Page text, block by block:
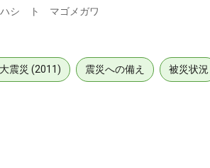
ハシ ト マゴメガワ
震災 (2011) 震災への備え 被災状況